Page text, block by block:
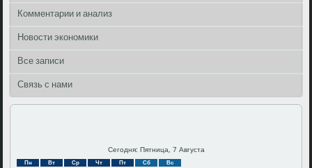
Комментарии и анализ
Новости экономики
Все записи
Связь с нами
Сегодня: Пятница, 7 Августа
Пн Вт Ср Чт Пт Сб Вс